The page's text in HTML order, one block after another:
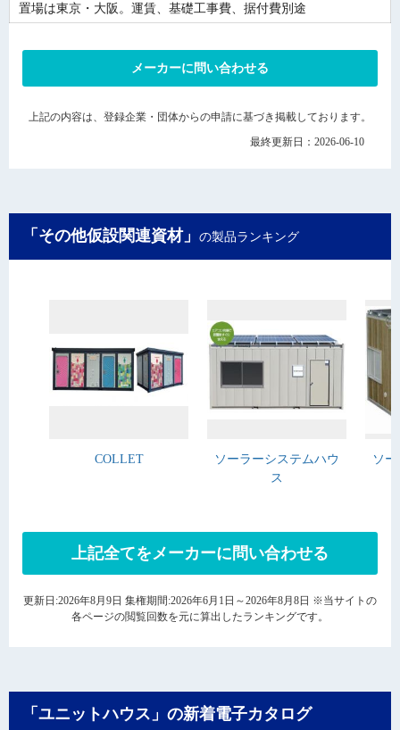
置場は東京・大阪。運賃、基礎工事費、据付費別途
メーカーに問い合わせる
上記の内容は、登録企業・団体からの申請に基づき掲載しております。
最終更新日：2026-06-10
「その他仮設関連資材」 の製品ランキング
COLLET
ソーラーシステムハウ
ス
ソ
上記全てをメーカーに問い合わせる
更新日:2026年8月9日 集権期間:2026年6月1日～2026年8月8日 ※当サイトの
各ページの閲覧回数を元に算出したランキングです。
「ユニットハウス」の新着電子カタログ